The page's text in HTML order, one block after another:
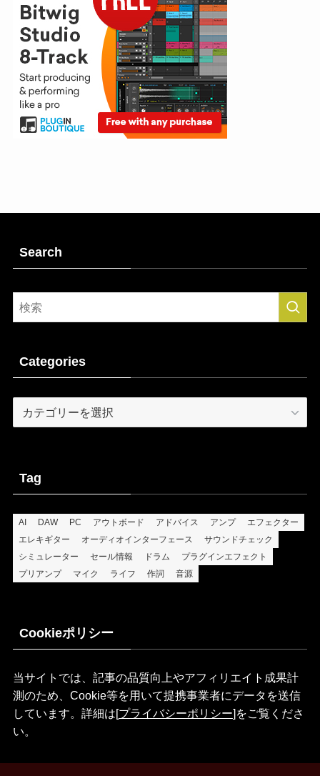
Search
Categories
Categories
Tag
AI DAW PC アウトボード アドバイス アンプ
エフェクター
エレキギター
オーディオインターフェース
サウンドチェック
シミュレーター
セール情報 ドラム
プラグインエフェクト
プリアンプ
マイク ライフ 作詞 音源
Cookieポリシー
当サイトでは、記事の品質向上やアフィリエイト成果計
測のため、Cookie等を用いて提携事業者にデータを送信
しています。詳細は[プライバシーポリシー]をご覧くださ
い。